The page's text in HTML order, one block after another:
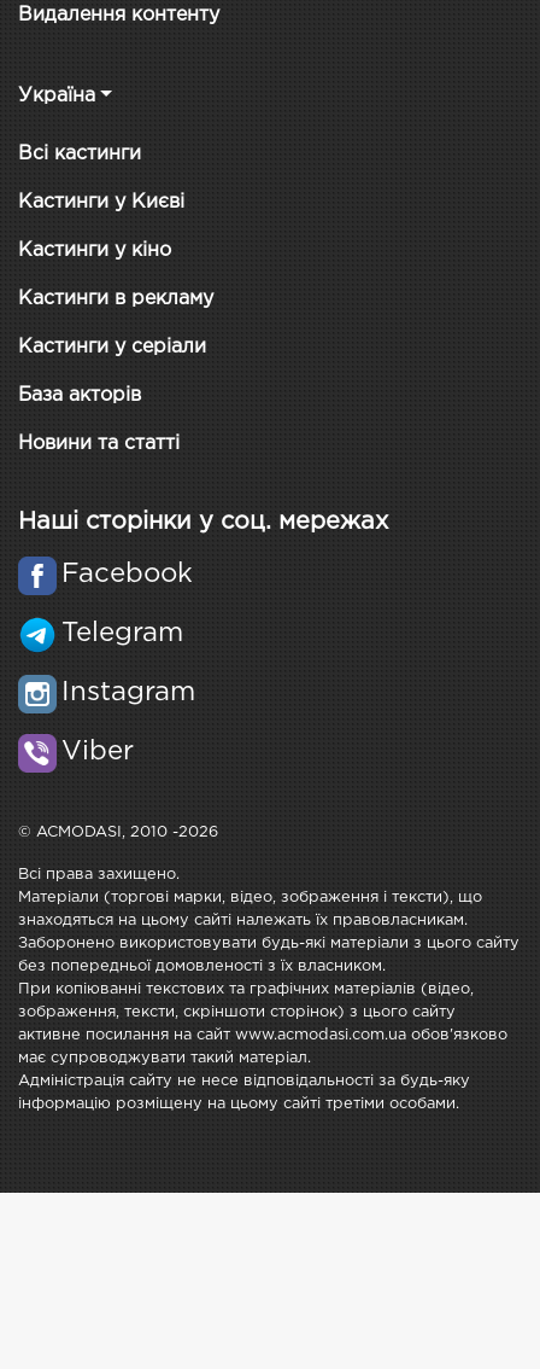
Видалення контенту
Україна
Всі кастинги
Кастинги у Києві
Кастинги у кіно
Кастинги в рекламу
Кастинги у серіали
База акторів
Новини та статті
Наші сторінки у соц. мережах
Facebook
Telegram
Instagram
Viber
© ACMODASI, 2010 -2026
Всі права захищено.
Матеріали (торгові марки, відео, зображення і тексти), що
знаходяться на цьому сайті належать їх правовласникам.
Заборонено використовувати будь-які матеріали з цього сайту
без попередньої домовленості з їх власником.
При копіюванні текстових та графічних матеріалів (відео,
зображення, тексти, скріншоти сторінок) з цього сайту
активне посилання на сайт www.acmodasi.com.ua обов'язково
має супроводжувати такий матеріал.
Адміністрація сайту не несе відповідальності за будь-яку
інформацію розміщену на цьому сайті третіми особами.